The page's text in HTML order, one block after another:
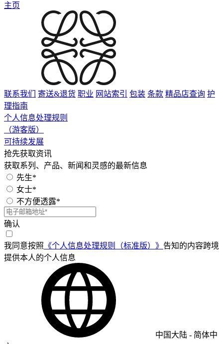
主页
联系我们 寄送&退货 职业 网站索引 包装 条款 精品店查询 护
理指南
个人信息处理规则
（游客版）
可持续发展
抢先获取资讯
获取系列、产品、新闻和灵感的最新信息
先生*
女士*
不方便透露*
确认
我同意按照 《个人信息处理规则（标准版）》 告知的内容跨境
提供本人的个人信息
中国大陆 - 简体中